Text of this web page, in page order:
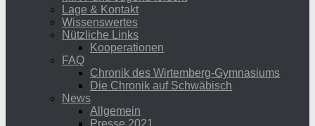
Lage & Kontakt
Wissenswertes
Nützliche Links
Kooperationen
FAQ
Chronik des Wirtemberg-Gymnasiums
Die Chronik auf Schwäbisch
News
Allgemein
Presse 2021